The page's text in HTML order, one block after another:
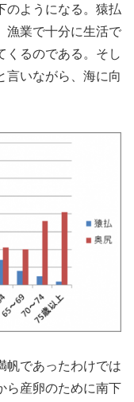
のようになる。猿払
漁業で十分に生活で
くるのである。そし
言いながら、海に向
帆であったわけでは
ら産卵のために南下